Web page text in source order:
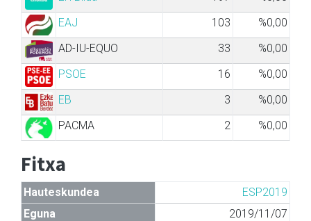
EAJ
103
%0,00
AD-IU-EQUO
33
%0,00
PSOE
16
%0,00
EB
3
%0,00
PACMA
2 %0,00
Fitxa
Hauteskundea
ESP2019
Eguna
2019/11/07